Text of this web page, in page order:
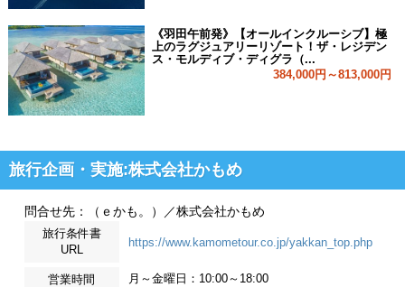
《羽田午前発》【オールインクルーシブ】極
上のラグジュアリーリゾート！ザ・レジデン
ス・モルディブ・ディグラ（...
384,000円～813,000円
旅行企画・実施:株式会社かもめ
問合せ先：（ｅかも。）／株式会社かもめ
旅行条件書
URL
https://www.kamometour.co.jp/yakkan_top.php
営業時間 月～金曜日：10:00～18:00